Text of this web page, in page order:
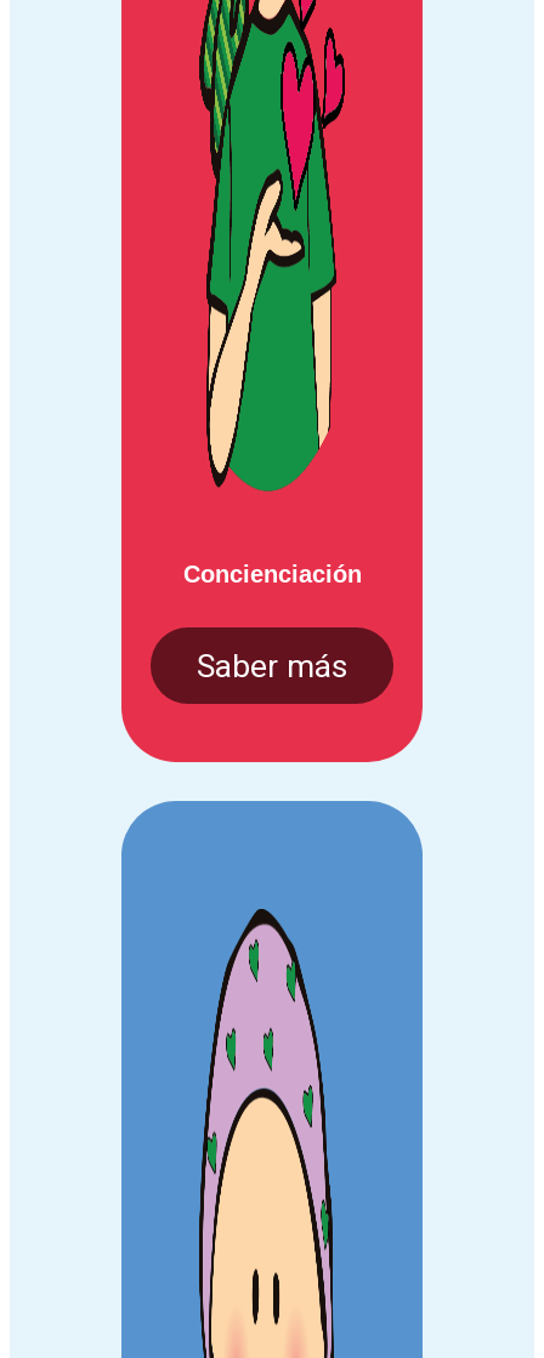
Concienciación
Saber más